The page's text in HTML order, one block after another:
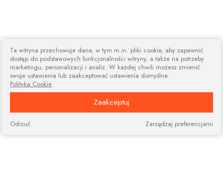
Ta witryna przechowuje dane, w tym m.in. pliki cookie, aby zapewnić
dostęp do podstawowych funkcjonalności witryny, a także na potrzeby
marketingu, personalizacji i analiz. W każdej chwili możesz zmienić
swoje ustawienia lub zaakceptować ustawienia domyślne.
Polityka Cookie
Zaakceptuj
Zarządzaj preferencjami
Odrzuć